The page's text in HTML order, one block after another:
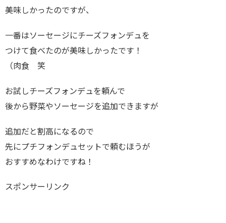
美味しかったのですが、
一番はソーセージにチーズフォンデュを
つけて食べたのが美味しかったです！
（肉食 笑
お試しチーズフォンデュを頼んで
後から野菜やソーセージを追加できますが
追加だと割高になるので
先にプチフォンデュセットで頼むほうが
おすすめなわけですね！
スポンサーリンク